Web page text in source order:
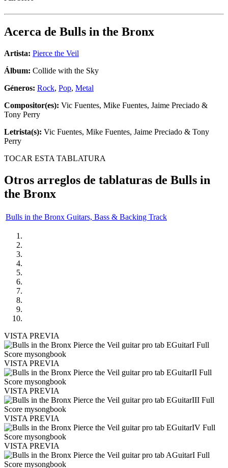
Acerca de Bulls in the Bronx
Artista: Pierce the Veil
Álbum: Collide with the Sky
Géneros: Rock, Pop, Metal
Compositor(es): Vic Fuentes, Mike Fuentes, Jaime Preciado &
Tony Perry
Letrista(s): Vic Fuentes, Mike Fuentes, Jaime Preciado & Tony
Perry
TOCAR ESTA TABLATURA
Otros arreglos de tablaturas de Bulls in
the Bronx
Bulls in the Bronx Guitars, Bass & Backing Track
VISTA PREVIA
VISTA PREVIA
VISTA PREVIA
VISTA PREVIA
VISTA PREVIA